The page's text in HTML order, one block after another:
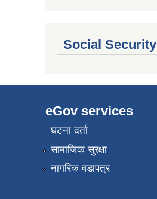
Social Security
eGov services
घटना दर्ता
सामाजिक सुरक्षा
नागरिक वडापत्र